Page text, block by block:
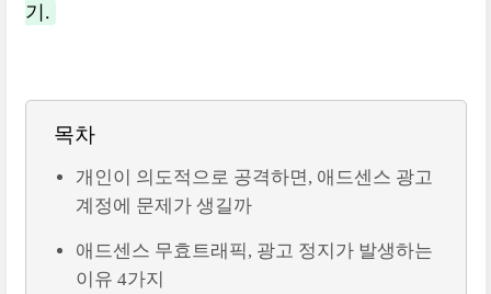
기.
목차
개인이 의도적으로 공격하면, 애드센스 광고
계정에 문제가 생길까
애드센스 무효트래픽, 광고 정지가 발생하는
이유 4가지